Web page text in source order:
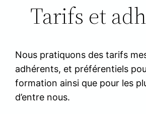
Tarifs et
Nous pratiquons des tarifs
adhérents, et préférentiels
formation ainsi que pour les
d’entre nous.